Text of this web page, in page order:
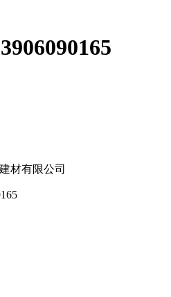
材有限公司